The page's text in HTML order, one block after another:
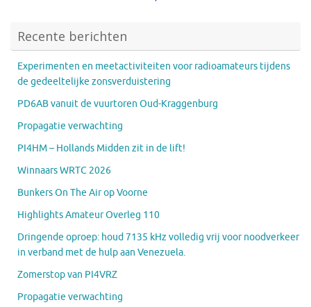
Recente berichten
Experimenten en meetactiviteiten voor radioamateurs tijdens
de gedeeltelijke zonsverduistering
PD6AB vanuit de vuurtoren Oud-Kraggenburg
Propagatie verwachting
PI4HM – Hollands Midden zit in de lift!
Winnaars WRTC 2026
Bunkers On The Air op Voorne
Highlights Amateur Overleg 110
Dringende oproep: houd 7135 kHz volledig vrij voor noodverkeer
in verband met de hulp aan Venezuela.
Zomerstop van PI4VRZ
Propagatie verwachting